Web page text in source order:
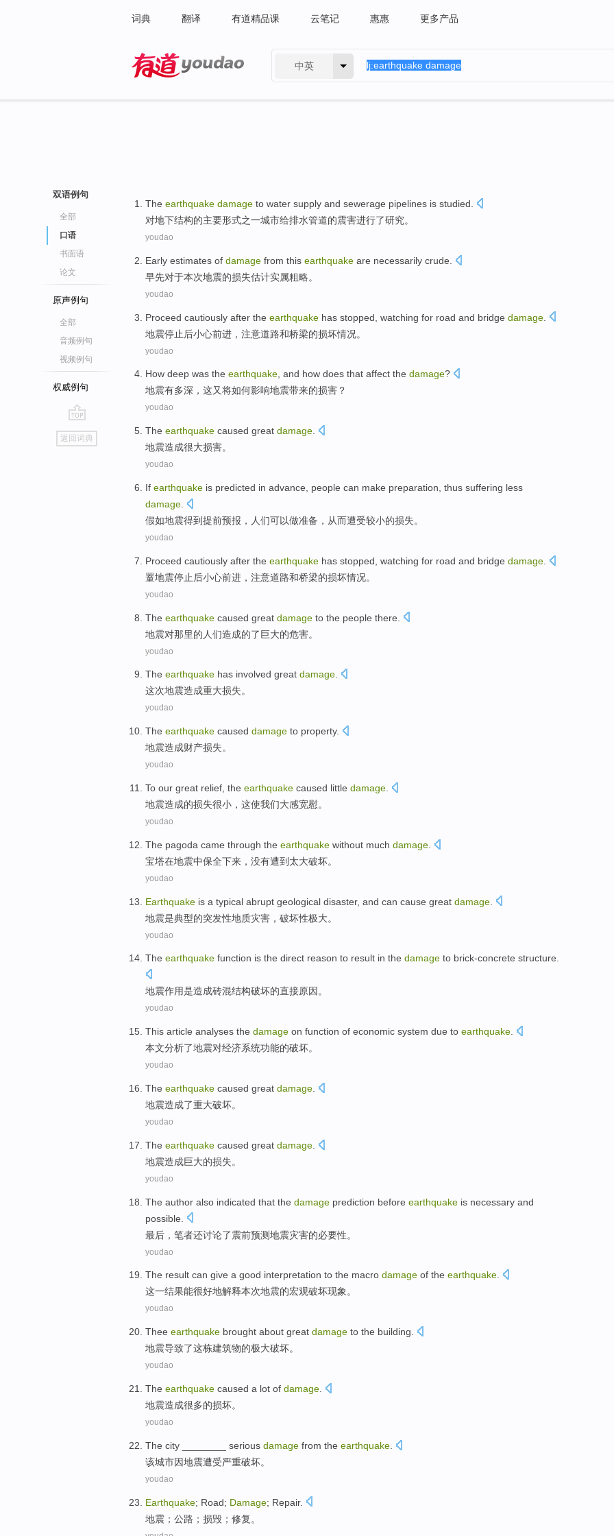
词典 翻译 有道精品课 云笔记 惠惠 更多产品
中英
双语例句
全部
口语
书面语
论文
原声例句
全部
音频例句
视频例句
权威例句
go
top
返回词典
The earthquake damage to water supply and sewerage pipelines is studied
对地下结构的主要形式之一城市给排水管道的震害进行了研究。
youdao
Early estimates of damage from this earthquake are necessarily crude
早先对于本次地震的损失估计实属粗略。
youdao
Proceed cautiously after the earthquake has stopped watching for road and bridge damage
地震停止 后小心前进， 注意道路和桥梁的损坏情况。
youdao
How deep was the earthquake, and how does that affect the damage?
地震有多深 ， 这又将如何影响地震带来的损害 ？
youdao
The earthquake caused great damage
地震造成很大损害。
youdao
If earthquake is predicted in advance people can make preparation thus suffering less
damage
假如地震得到提前预报 ， 人们可以做准备 ， 从而遭受较小的损失。
youdao
Proceed cautiously after the earthquake has stopped watching for road and bridge damage
罿地震停止 后小心前进， 注意道路和桥梁的损坏情况。
youdao
The earthquake caused great damage to the people there
地震对那里的 人们造成的了巨大的危害。
youdao
The earthquake has involved great damage.
这次地震造成重大损失。
youdao
The earthquake caused damage to property.
地震造成财产损失。
youdao
To our great relief the earthquake caused little damage
地震造成的损失很小 ， 这使我们大感宽慰。
youdao
The pagoda came through the earthquake without much damage
宝塔在地震中保全下来， 没有遭到 太大破坏。
youdao
Earthquake is a typical abrupt geological disaster, and can cause great damage
地震是典型的突发性地质灾害 ， 破坏性极大。
youdao
The earthquake function is the direct reason to result in the damage to brick-concrete structure.
地震作用是造成砖混结构破坏的直接原因。
youdao
This article analyses the damage on function of economic system due to earthquake
本文分析了地震对经济系统功能的破坏。
youdao
The earthquake caused great damage
地震造成了重大破坏。
youdao
The earthquake caused great damage
地震造成巨大的损失。
youdao
The author also indicated that the damage prediction before earthquake is necessary and
possible
最后 ，笔者还讨论了震前预测地震灾害的必要性。
youdao
The result can give a good interpretation to the macro damage of the earthquake.
这一结果能很好地解释本次地震的宏观破坏现象。
youdao
Thee earthquake brought about great damage to the building
地震导致了这栋建筑物的极大破坏。
youdao
The earthquake caused a lot of damage
地震造成很多的损坏。
youdao
The city serious damage from the earthquake
该城市因地震遭受严重破坏。
youdao
Earthquake; Road; Damage; Repair.
地震 ； 公路 ； 损毁 ； 修复 。